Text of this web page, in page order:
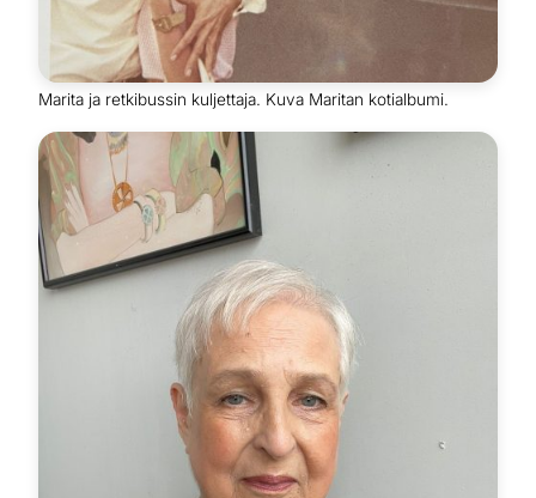
Marita ja retkibussin kuljettaja. Kuva Maritan kotialbumi.